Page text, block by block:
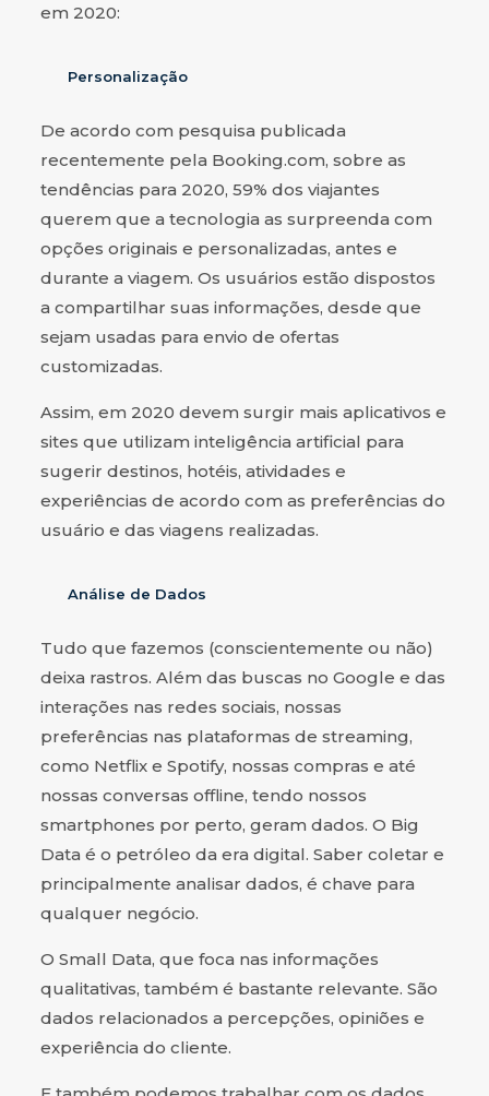
em 2020:
Personalização
De acordo com pesquisa publicada
recentemente pela Booking.com, sobre as
tendências para 2020, 59% dos viajantes
querem que a tecnologia as surpreenda com
opções originais e personalizadas, antes e
durante a viagem. Os usuários estão dispostos
a compartilhar suas informações, desde que
sejam usadas para envio de ofertas
customizadas.
Assim, em 2020 devem surgir mais aplicativos e
sites que utilizam inteligência artificial para
sugerir destinos, hotéis, atividades e
experiências de acordo com as preferências do
usuário e das viagens realizadas.
Análise de Dados
Tudo que fazemos (conscientemente ou não)
deixa rastros. Além das buscas no Google e das
interações nas redes sociais, nossas
preferências nas plataformas de streaming,
como Netflix e Spotify, nossas compras e até
nossas conversas offline, tendo nossos
smartphones por perto, geram dados. O Big
Data é o petróleo da era digital. Saber coletar e
principalmente analisar dados, é chave para
qualquer negócio.
O Small Data, que foca nas informações
qualitativas, também é bastante relevante. São
dados relacionados a percepções, opiniões e
experiência do cliente.